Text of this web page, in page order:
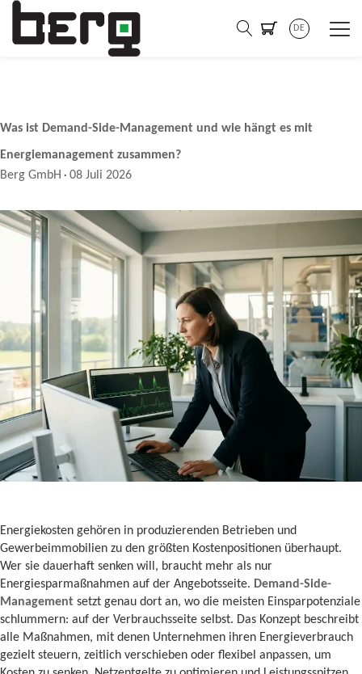
DE
Was ist Demand-Side-Management und wie hängt es mit
Energiemanagement zusammen?
Berg GmbH · 08 Juli 2026
Energiekosten gehören in produzierenden Betrieben und
Gewerbeimmobilien zu den größten Kostenpositionen überhaupt.
Wer sie dauerhaft senken will, braucht mehr als nur
Energiesparmaßnahmen auf der Angebotsseite. Demand-Side-
Management setzt genau dort an, wo die meisten Einsparpotenziale
schlummern: auf der Verbrauchsseite selbst. Das Konzept beschreibt
alle Maßnahmen, mit denen Unternehmen ihren Energieverbrauch
gezielt steuern, zeitlich verschieben oder flexibel anpassen, um